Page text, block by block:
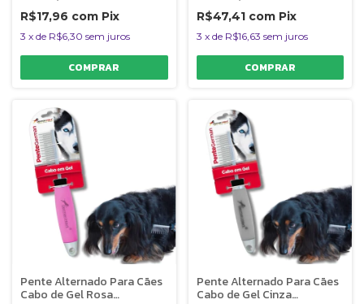
R$17,96 com Pix
3 x de R$6,30 sem juros
R$47,41 com Pix
3 x de R$16,63 sem juros
Pente Alternado Para Cães
Cabo de Gel Rosa
Pente Alternado Para Cães
Cabo de Gel Cinza